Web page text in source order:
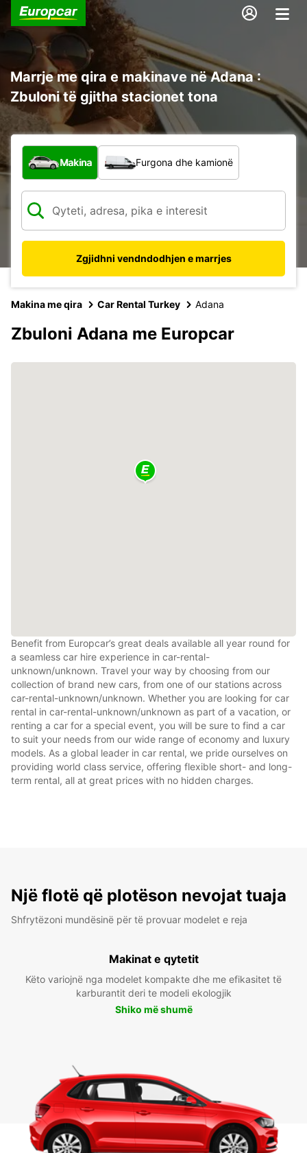
Marrje me qira e makinave në Adana :
Zbuloni të gjitha stacionet tona
Çfarë lloj automjeti?
Makina Furgona dhe kamionë
Zgjidhni vendndodhjen e marrjes
Makina me qira Car Rental Turkey Adana
Zbuloni Adana me Europcar
Benefit from Europcar’s great deals available all year round for
a seamless car hire experience in car-rental-
unknown/unknown. Travel your way by choosing from our
collection of brand new cars, from one of our stations across
car-rental-unknown/unknown. Whether you are looking for car
rental in car-rental-unknown/unknown as part of a vacation, or
renting a car for a special event, you will be sure to find a car
to suit your needs from our wide range of economy and luxury
models. As a global leader in car rental, we pride ourselves on
providing world class service, offering flexible short- and long-
term rental, all at great prices with no hidden charges.
Një flotë që plotëson nevojat tuaja
Shfrytëzoni mundësinë për të provuar modelet e reja
Makinat e qytetit
Këto variojnë nga modelet kompakte dhe me efikasitet të
karburantit deri te modeli ekologjik
Shiko më shumë